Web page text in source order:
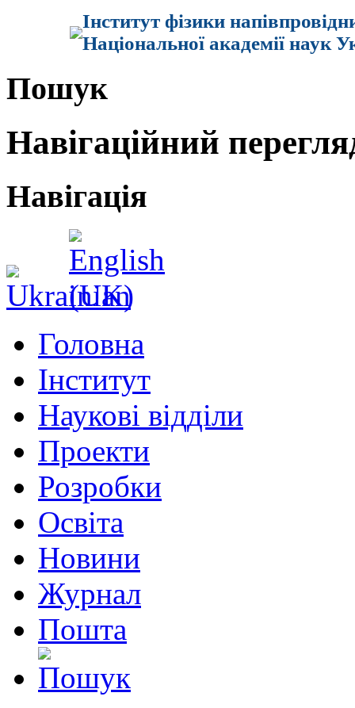
Інститут фізики
Національної академії наук
Пошук
Навігаційний
Навігація
Головна
Інститут
Наукові відділи
Проекти
Розробки
Освіта
Новини
Журнал
Пошта